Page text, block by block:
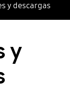
y descargas
y